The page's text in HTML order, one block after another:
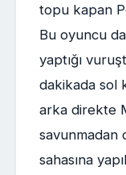
topu kapan
Bu oyuncu
yaptığı
dakikada sol
arka direkte
savunmadan
sahasına